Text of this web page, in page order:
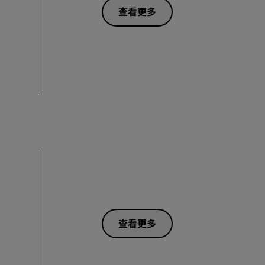
查看更多
查看更多